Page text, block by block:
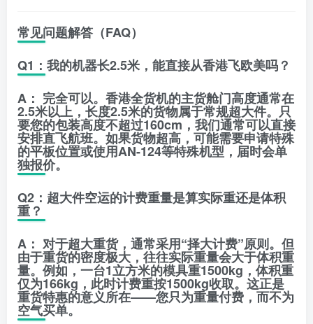
常见问题解答（FAQ）
Q1：我的机器长2.5米，能直接从香港飞欧美吗？
A： 完全可以。香港全货机的主货舱门高度通常在
2.5米以上，长度2.5米的货物属于常规超大件。只
要您的包装高度不超过160cm，我们通常可以直接
安排直飞航班。如果货物超高，可能需要申请特殊
的平板位置或使用AN-124等特殊机型，届时会单
独报价。
Q2：超大件空运的计费重量是算实际重还是体积
重？
A： 对于超大重货，通常采用“择大计费”原则。但
由于重货的密度极大，往往实际重量会大于体积重
量。例如，一台1立方米的模具重1500kg，体积重
仅为166kg，此时计费重按1500kg收取。这正是
重货特惠的意义所在——您只为重量付费，而不为
空气买单。